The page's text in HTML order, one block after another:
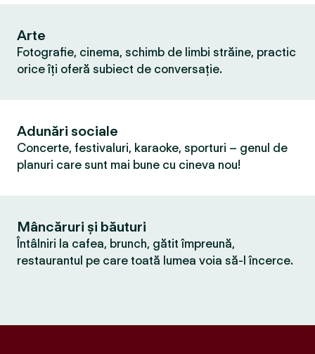
Arte
Fotografie, cinema, schimb de limbi străine, practic
orice îți oferă subiect de conversație.
Adunări sociale
Concerte, festivaluri, karaoke, sporturi – genul de
planuri care sunt mai bune cu cineva nou!
Mâncăruri și băuturi
Întâlniri la cafea, brunch, gătit împreună,
restaurantul pe care toată lumea voia să-l încerce.